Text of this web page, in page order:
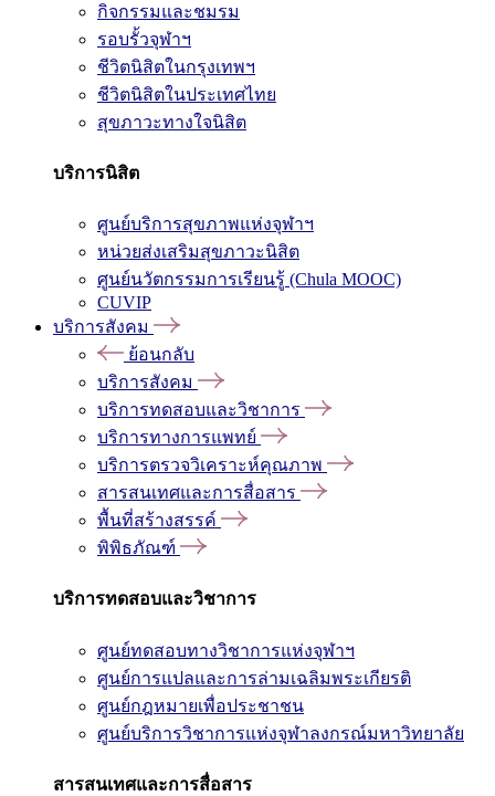
กิจกรรมและชมรม
รอบรั้วจุฬาฯ
ชีวิตนิสิตในกรุงเทพฯ
ชีวิตนิสิตในประเทศไทย
สุขภาวะทางใจนิสิต
บริการนิสิต
ศูนย์บริการสุขภาพแห่งจุฬาฯ
หน่วยส่งเสริมสุขภาวะนิสิต
ศูนย์นวัตกรรมการเรียนรู้ (Chula MOOC)
CUVIP
บริการสังคม
ย้อนกลับ
บริการสังคม
บริการทดสอบและวิชาการ
บริการทางการแพทย์
บริการตรวจวิเคราะห์คุณภาพ
สารสนเทศและการสื่อสาร
พื้นที่สร้างสรรค์
พิพิธภัณฑ์
บริการทดสอบและวิชาการ
ศูนย์ทดสอบทางวิชาการแห่งจุฬาฯ
ศูนย์การแปลและการล่ามเฉลิมพระเกียรติ
ศูนย์กฎหมายเพื่อประชาชน
ศูนย์บริการวิชาการแห่งจุฬาลงกรณ์มหาวิทยาลัย
สารสนเทศและการสื่อสาร